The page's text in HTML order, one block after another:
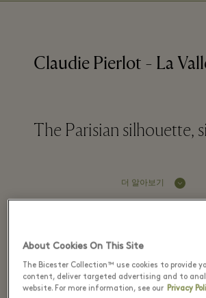
Claudie Pierlot - La
The Parisian silhouette,
더 알아보기
Recently seen in
boutique
About Cookies On This Site
The Bicester Collection™ use cookies to provide
content, deliver targeted advertising and to
website. For more information, see our Privacy